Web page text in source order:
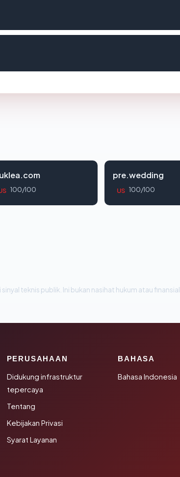
100/100
pre.wedding
US 100/100
teknis publik. Ini bukan nasihat hukum atau finansial.
PERUSAHAAN
Didukung infrastruktur
tepercaya
Tentang
Kebijakan Privasi
Syarat Layanan
BAHASA
Bahasa Indonesia